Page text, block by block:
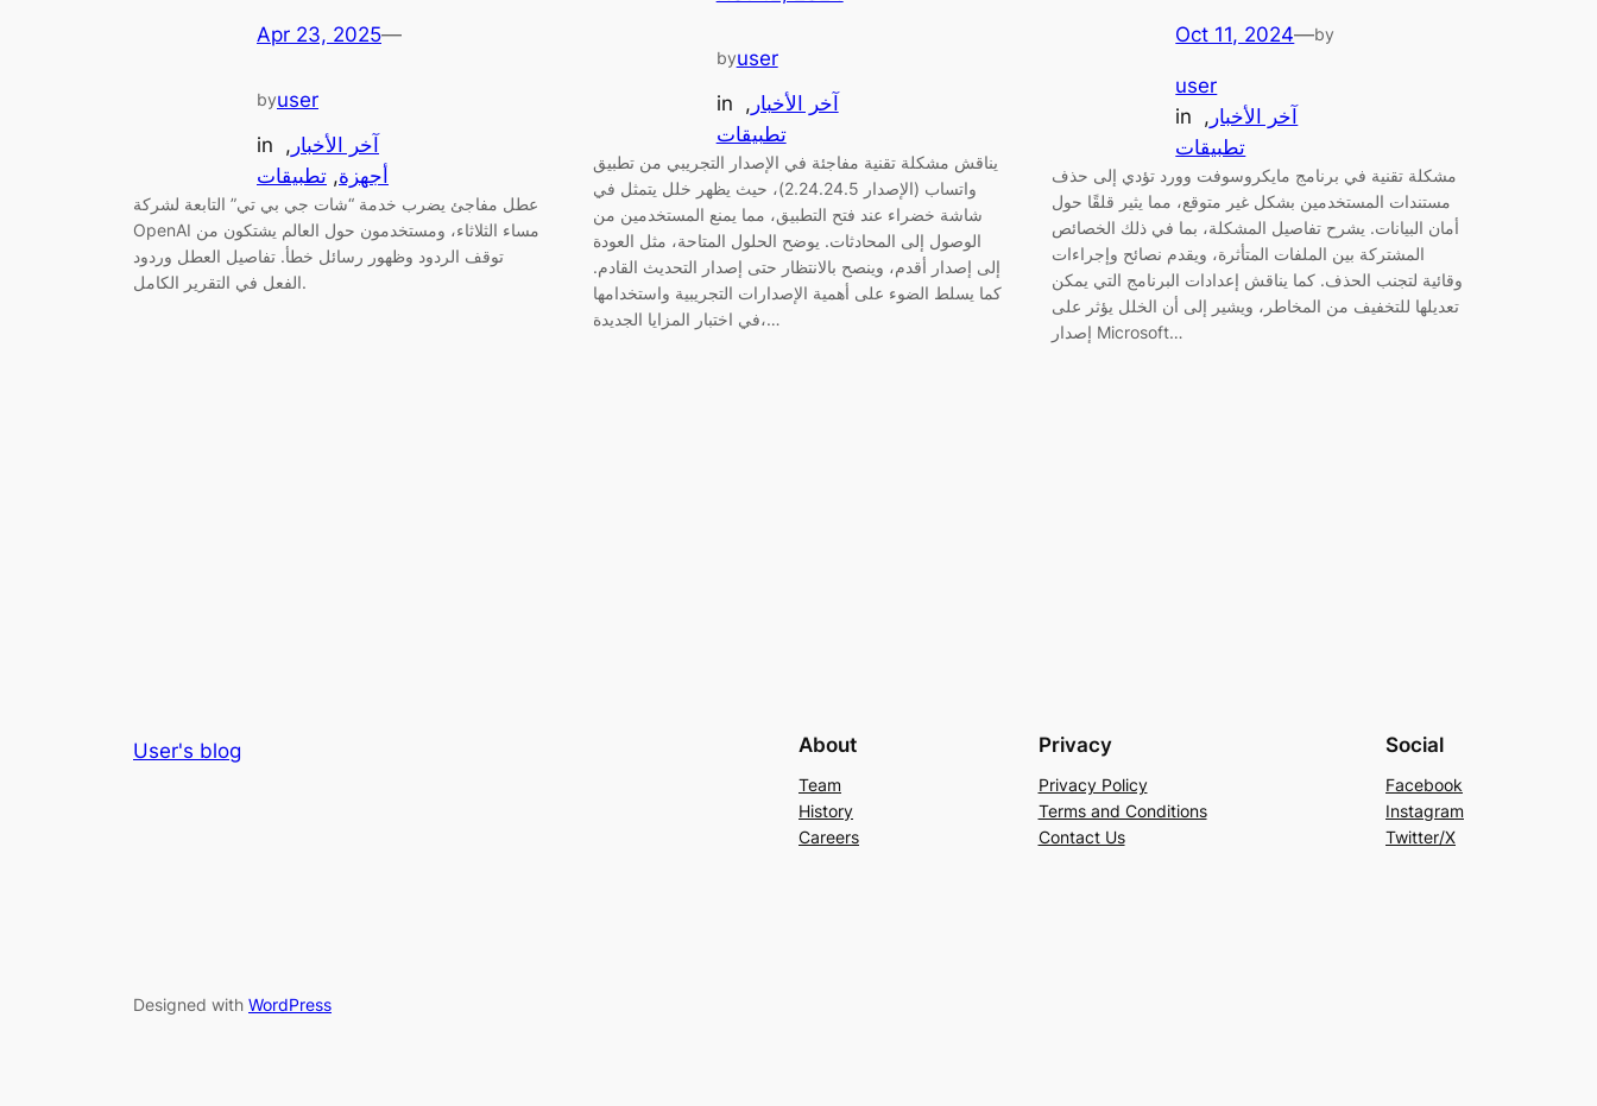
Apr 23, 2025—
byuser
in
آخر الأخبار ,
أجهزة, تطبيقات
عطل مفاجئ يضرب خدمة “شات جي بي تي” التابعة لشركة
OpenAI مساء الثلاثاء، ومستخدمون حول العالم يشتكون من
توقف الردود وظهور رسائل خطأ. تفاصيل العطل وردود
الفعل في التقرير الكامل.
byuser
in
آخر الأخبار ,
تطبيقات
يناقش مشكلة تقنية مفاجئة في الإصدار التجريبي من تطبيق
واتساب (الإصدار 2.24.24.5)، حيث يظهر خلل يتمثل في
شاشة خضراء عند فتح التطبيق، مما يمنع المستخدمين من
الوصول إلى المحادثات. يوضح الحلول المتاحة، مثل العودة
إلى إصدار أقدم، وينصح بالانتظار حتى إصدار التحديث القادم.
كما يسلط الضوء على أهمية الإصدارات التجريبية واستخدامها
في اختبار المزايا الجديدة،…
Oct 11, 2024—by
user
in
آخر الأخبار ,
تطبيقات
مشكلة تقنية في برنامج مايكروسوفت وورد تؤدي إلى حذف
مستندات المستخدمين بشكل غير متوقع، مما يثير قلقًا حول
أمان البيانات. يشرح تفاصيل المشكلة، بما في ذلك الخصائص
المشتركة بين الملفات المتأثرة، ويقدم نصائح وإجراءات
وقائية لتجنب الحذف. كما يناقش إعدادات البرنامج التي يمكن
تعديلها للتخفيف من المخاطر، ويشير إلى أن الخلل يؤثر على
إصدار Microsoft…
User's blog About
Team
History
Careers
Privacy
Privacy Policy
Terms and Conditions
Contact Us
Social
Facebook
Instagram
Twitter/X
Designed with WordPress